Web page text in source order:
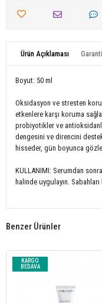
Ürün Açıklaması
Boyut: 50 ml
Oksidasyon ve stresten
etkenlere karşı koruma
probiyotikler ve
dengesini ve direncini
hisseder, gün boyunca
KULLANIMI: Serumdan
halinde uygulayın.
Benzer Ürünler
KARGO
BEDAVA